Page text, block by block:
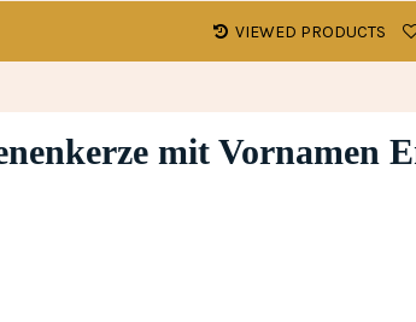
VIEWED PRODUCTS
mit Vornamen